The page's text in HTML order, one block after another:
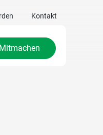
Kontakt
Mitmachen